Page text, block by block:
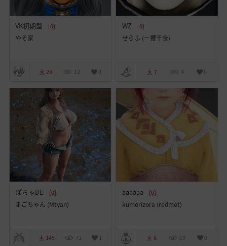
VK初期型 [0]
やそ家
28 12 0
WZ [0]
せらふ (一攫千金)
7 4 0
ぽちゃDE [0]
まごちゃん (Mtyan)
145 71 1
aaaaaa [0]
kumorizora (redmet)
8 19 0